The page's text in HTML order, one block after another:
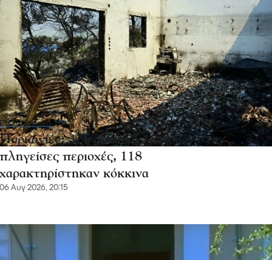
Επικαιρότητα
Πυρκαγιές: 325 αυτοψίες κτιρίων στις
πληγείσες περιοχές, 118
χαρακτηρίστηκαν κόκκινα
06 Αυγ 2026, 20:15